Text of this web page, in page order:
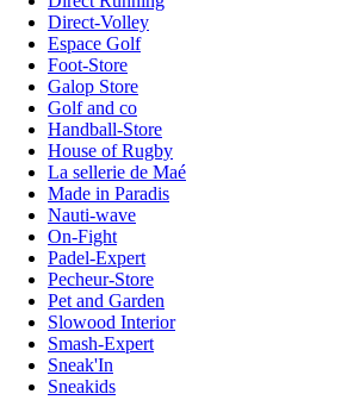
Direct-Volley
Espace Golf
Foot-Store
Galop Store
Golf and co
Handball-Store
House of Rugby
La sellerie de Maé
Made in Paradis
Nauti-wave
On-Fight
Padel-Expert
Pecheur-Store
Pet and Garden
Slowood Interior
Smash-Expert
Sneak'In
Sneakids